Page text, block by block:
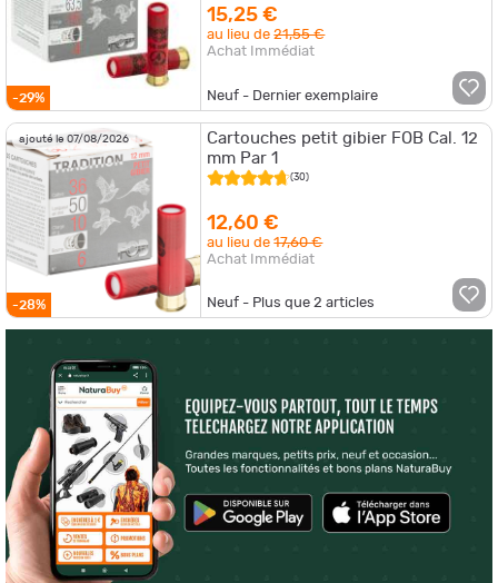
-29%
15,25 €
au lieu de21,55 €
Achat Immédiat
Neuf - Dernier exemplaire
ajouté le 07/08/2026
-28%
Cartouches petit gibier FOB Cal. 12
mm Par 1
(30)
12,60 €
au lieu de17,60 €
Achat Immédiat
Neuf - Plus que2 articles